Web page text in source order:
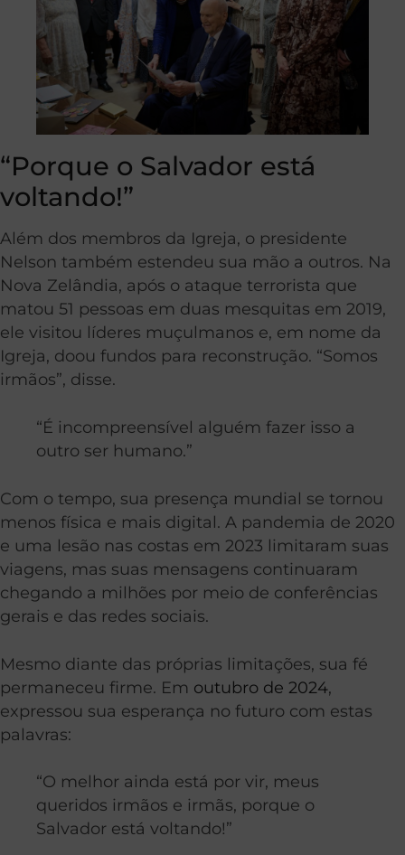
“Porque o Salvador está
voltando!”
Além dos membros da Igreja, o presidente
Nelson também estendeu sua mão a outros. Na
Nova Zelândia, após o ataque terrorista que
matou 51 pessoas em duas mesquitas em 2019,
ele visitou líderes muçulmanos e, em nome da
Igreja, doou fundos para reconstrução. “Somos
irmãos”, disse.
“É incompreensível alguém fazer isso a
outro ser humano.”
Com o tempo, sua presença mundial se tornou
menos física e mais digital. A pandemia de 2020
e uma lesão nas costas em 2023 limitaram suas
viagens, mas suas mensagens continuaram
chegando a milhões por meio de conferências
gerais e das redes sociais.
Mesmo diante das próprias limitações, sua fé
permaneceu firme. Em outubro de 2024,
expressou sua esperança no futuro com estas
palavras:
“O melhor ainda está por vir, meus
queridos irmãos e irmãs, porque o
Salvador está voltando!”